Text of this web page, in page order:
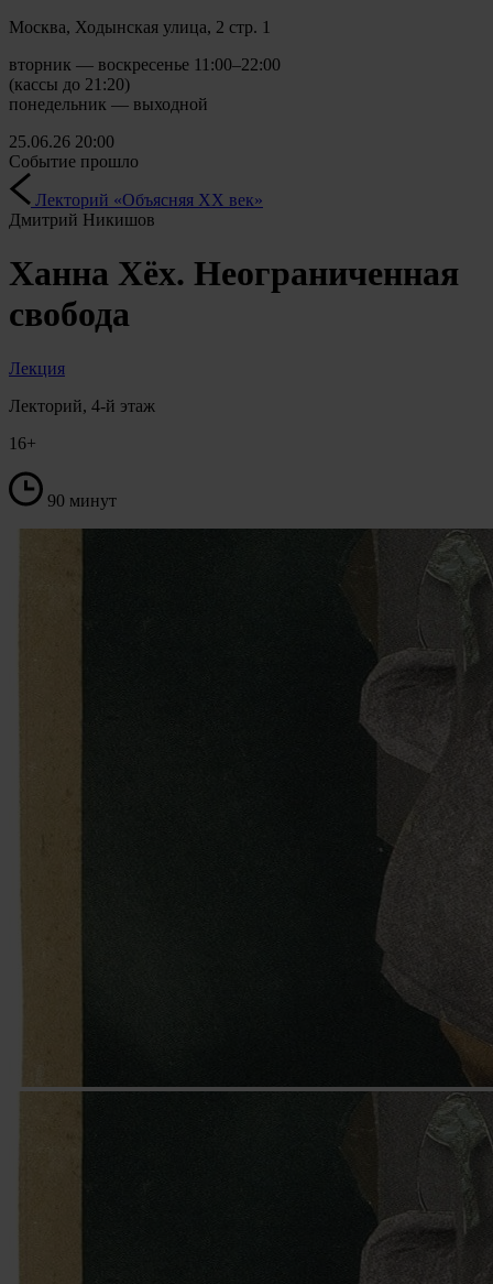
Москва, Ходынская улица, 2 стр. 1
вторник — воскресенье 11:00–22:00
(кассы до 21:20)
понедельник — выходной
25.06.26 20:00
Событие прошло
Лекторий «Объясняя XX век»
Дмитрий Никишов
Ханна Хёх. Неограниченная
свобода
Лекция
Лекторий, 4-й этаж
16+
90 минут